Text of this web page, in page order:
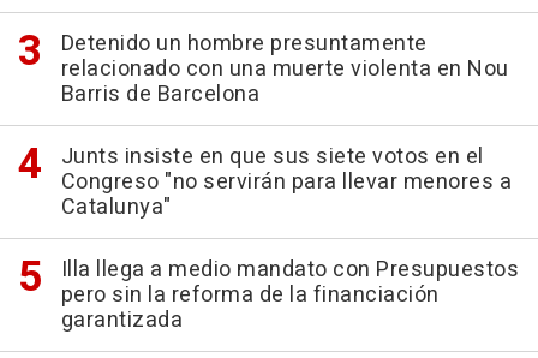
Detenido un hombre presuntamente
relacionado con una muerte violenta en Nou
Barris de Barcelona
Junts insiste en que sus siete votos en el
Congreso "no servirán para llevar menores a
Catalunya"
Illa llega a medio mandato con Presupuestos
pero sin la reforma de la financiación
garantizada